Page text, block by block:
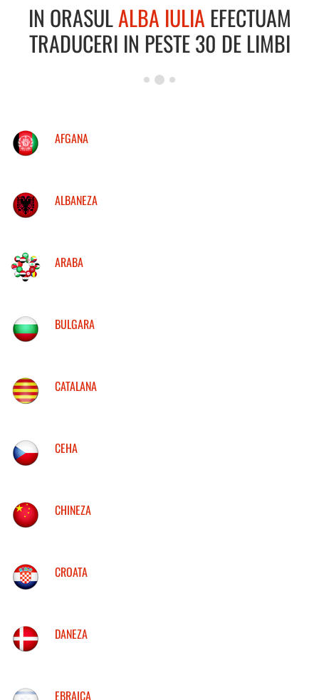
IN ORASULALBA IULIA EFECTUAM
TRADUCERI IN PESTE 30 DE LIMBI
AFGANA
ALBANEZA
ARABA
BULGARA
CATALANA
CEHA
CHINEZA
CROATA
DANEZA
EBRAICA